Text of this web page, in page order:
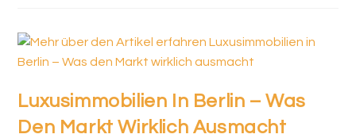
Luxusimmobilien In Berlin – Was
Den Markt Wirklich Ausmacht